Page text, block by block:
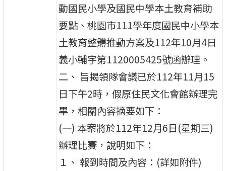
動國民小學及國民中學本土教育補助
要點、桃園市111學年度國民中小學本
土教育整體推動方案及112年10月4日
義小輔字第1120005425號函辦理。
二、 旨揭領隊會議已於112年11月15
日下午2時，假原住民文化會館辦理完
畢，相關內容摘要如下：
(一) 本案將於112年12月6日(星期三)
辦理比賽，說明如下：
１、 報到時間及內容：(詳如附件)